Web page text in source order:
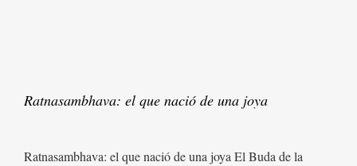
Ratnasambhava: el que nació de una joya
Ratnasambhava: el que nació de una joya El Buda de la